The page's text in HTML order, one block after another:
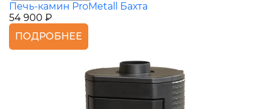
Печь-камин ProMetall Бахта
54 900 ₽
ПОДРОБНЕЕ